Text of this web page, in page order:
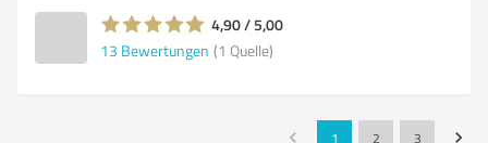
4,90 / 5,00
13 Bewertungen (1 Quelle)
1 2 3